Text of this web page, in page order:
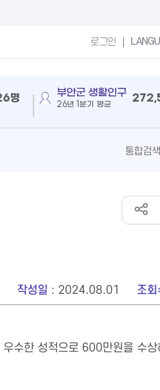
로그인
명 부안군 생활인구
26년 1분기 평균
작성일 : 2024.08.01 조회
수한 성적으로 600만원을 수상